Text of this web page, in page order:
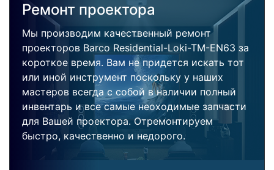
Ремонт проектора
Мы производим качественный ремонт
проекторов Barco Residential-Loki-TM-EN63 за
короткое время. Вам не придется искать тот
или иной инструмент поскольку у наших
мастеров всегда с собой в наличии полный
инвентарь и все самые неоходимые запчасти
для Вашей проектора. Отремонтируем
быстро, качественно и недорого.